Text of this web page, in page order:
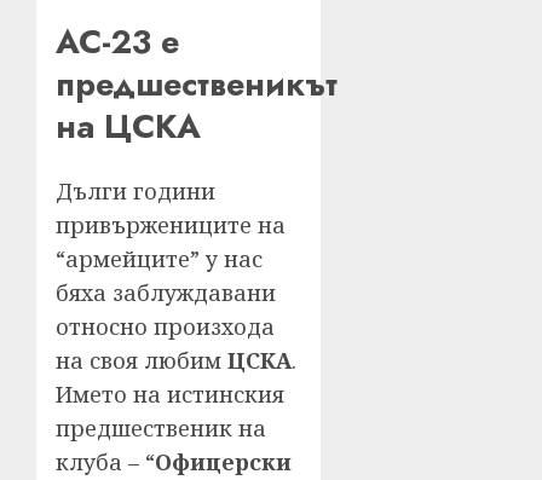
АС-23 е
предшественикът
на ЦСКА
Дълги години
привържениците на
“армейците” у нас
бяха заблуждавани
относно произхода
на своя любим ЦСКА.
Името на истинския
предшественик на
клуба – “Офицерски